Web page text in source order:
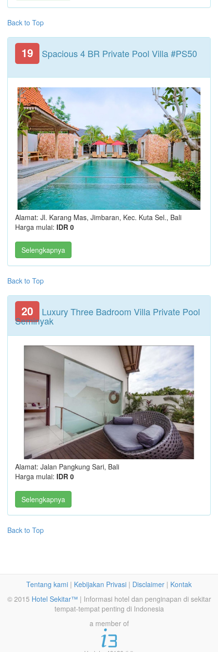
Back to Top
19 Spacious 4 BR Private Pool Villa #PS50
Alamat: Jl. Karang Mas, Jimbaran, Kec. Kuta Sel., Bali
Harga mulai: IDR 0
Selengkapnya
Back to Top
20 Luxury Three Badroom Villa Private Pool
Seminyak
Alamat: Jalan Pangkung Sari, Bali
Harga mulai: IDR 0
Selengkapnya
Back to Top
Tentang kami | Kebijakan Privasi | Disclaimer | Kontak
© 2015 Hotel Sekitar™ | Informasi hotel dan penginapan di sekitar
tempat-tempat penting di Indonesia
a member of